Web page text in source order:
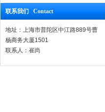
联系我们 Contact
地址：上海市普陀区中江路889号曹
杨商务大厦1501
联系人：崔尚